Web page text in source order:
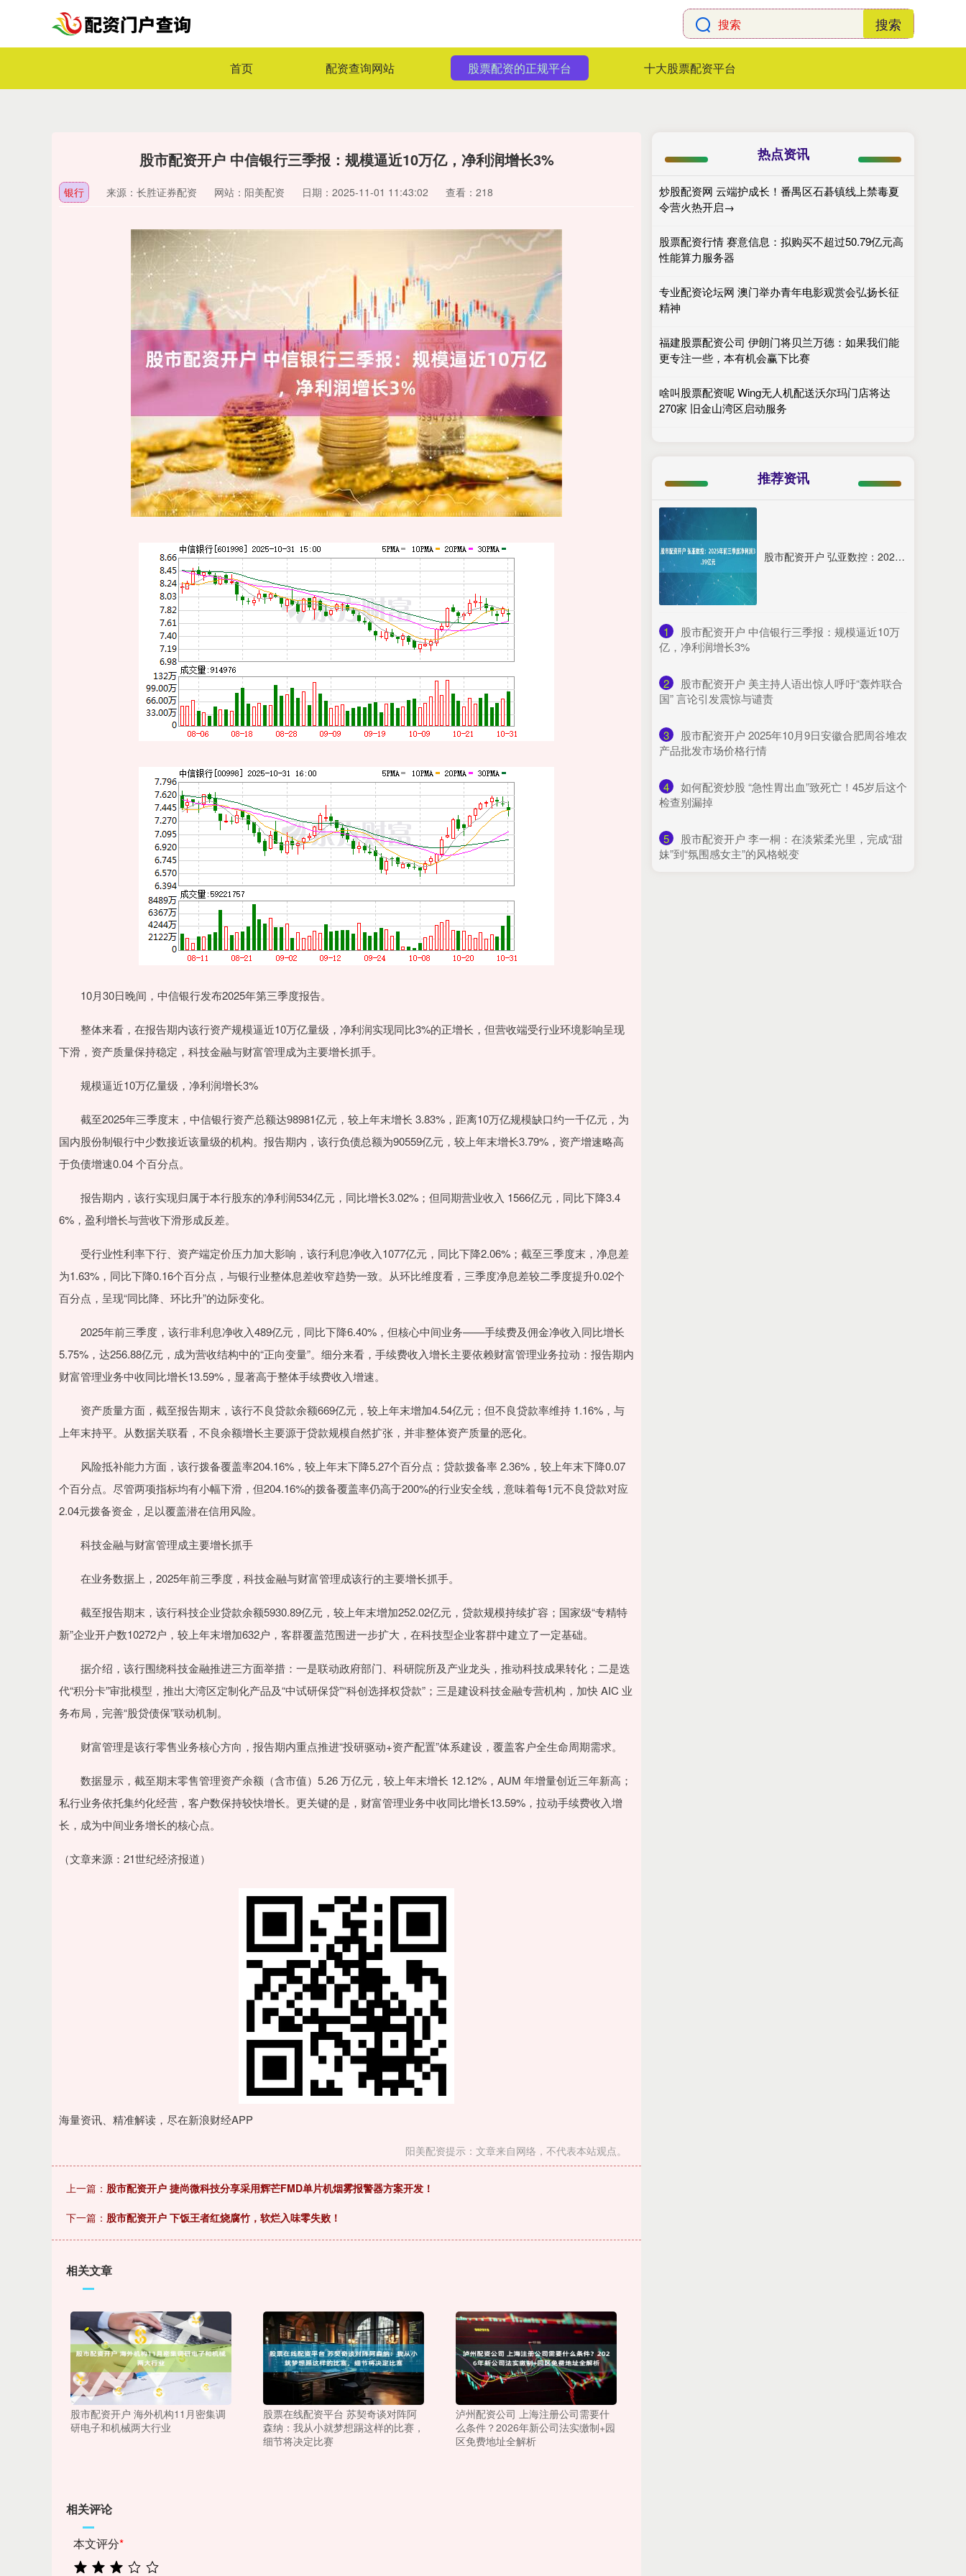
搜索
首页 配资查询网站 股票配资的正规平台 十大股票配资平台
股市配资开户 中信银行三季报：规模逼近10万亿，净利润增长3%
银行 来源：长胜证券配资 网站：阳美配资 日期：2025-11-01 11:43:02 查看：218
10月30日晚间，中信银行发布2025年第三季度报告。
整体来看，在报告期内该行资产规模逼近10万亿量级，净利润实现同比3%的正增长，但营收端受行业环境影响呈现
下滑，资产质量保持稳定，科技金融与财富管理成为主要增长抓手。
规模逼近10万亿量级，净利润增长3%
截至2025年三季度末，中信银行资产总额达98981亿元，较上年末增长 3.83%，距离10万亿规模缺口约一千亿元，为
国内股份制银行中少数接近该量级的机构。报告期内，该行负债总额为90559亿元，较上年末增长3.79%，资产增速略高
于负债增速0.04 个百分点。
报告期内，该行实现归属于本行股东的净利润534亿元，同比增长3.02%；但同期营业收入 1566亿元，同比下降3.4
6%，盈利增长与营收下滑形成反差。
受行业性利率下行、资产端定价压力加大影响，该行利息净收入1077亿元，同比下降2.06%；截至三季度末，净息差
为1.63%，同比下降0.16个百分点，与银行业整体息差收窄趋势一致。从环比维度看，三季度净息差较二季度提升0.02个
百分点，呈现“同比降、环比升”的边际变化。
2025年前三季度，该行非利息净收入489亿元，同比下降6.40%，但核心中间业务——手续费及佣金净收入同比增长
5.75%，达256.88亿元，成为营收结构中的“正向变量”。细分来看，手续费收入增长主要依赖财富管理业务拉动：报告期内
财富管理业务中收同比增长13.59%，显著高于整体手续费收入增速。
资产质量方面，截至报告期末，该行不良贷款余额669亿元，较上年末增加4.54亿元；但不良贷款率维持 1.16%，与
上年末持平。从数据关联看，不良余额增长主要源于贷款规模自然扩张，并非整体资产质量的恶化。
风险抵补能力方面，该行拨备覆盖率204.16%，较上年末下降5.27个百分点；贷款拨备率 2.36%，较上年末下降0.07
个百分点。尽管两项指标均有小幅下滑，但204.16%的拨备覆盖率仍高于200%的行业安全线，意味着每1元不良贷款对应
2.04元拨备资金，足以覆盖潜在信用风险。
科技金融与财富管理成主要增长抓手
在业务数据上，2025年前三季度，科技金融与财富管理成该行的主要增长抓手。
截至报告期末，该行科技企业贷款余额5930.89亿元，较上年末增加252.02亿元，贷款规模持续扩容；国家级“专精特
新”企业开户数10272户，较上年末增加632户，客群覆盖范围进一步扩大，在科技型企业客群中建立了一定基础。
据介绍，该行围绕科技金融推进三方面举措：一是联动政府部门、科研院所及产业龙头，推动科技成果转化；二是迭
代“积分卡”审批模型，推出大湾区定制化产品及“中试研保贷”“科创选择权贷款”；三是建设科技金融专营机构，加快 AIC 业
务布局，完善“股贷债保”联动机制。
财富管理是该行零售业务核心方向，报告期内重点推进“投研驱动+资产配置”体系建设，覆盖客户全生命周期需求。
数据显示，截至期末零售管理资产余额（含市值）5.26 万亿元，较上年末增长 12.12%，AUM 年增量创近三年新高；
私行业务依托集约化经营，客户数保持较快增长。更关键的是，财富管理业务中收同比增长13.59%，拉动手续费收入增
长，成为中间业务增长的核心点。
（文章来源：21世纪经济报道）
海量资讯、精准解读，尽在新浪财经APP
阳美配资提示：文章来自网络，不代表本站观点。
上一篇： 股市配资开户 捷尚微科技分享采用辉芒FMD单片机烟雾报警器方案开发！
下一篇： 股市配资开户 下饭王者红烧腐竹，软烂入味零失败！
相关文章
股市配资开户 海外机构11月密集调
研电子和机械两大行业
股票在线配资平台 苏契奇谈对阵阿
森纳：我从小就梦想踢这样的比赛，
细节将决定比赛
泸州配资公司 上海注册公司需要什
么条件？2026年新公司法实缴制+园
区免费地址全解析
相关评论
本文评分*
热点资讯
炒股配资网 云端护成长！番禺区石碁镇线上禁毒夏
令营火热开启→
股票配资行情 赛意信息：拟购买不超过50.79亿元高
性能算力服务器
专业配资论坛网 澳门举办青年电影观赏会弘扬长征
精神
福建股票配资公司 伊朗门将贝兰万德：如果我们能
更专注一些，本有机会赢下比赛
啥叫股票配资呢 Wing无人机配送沃尔玛门店将达
270家 旧金山湾区启动服务
推荐资讯
股市配资开户 弘亚数控：2025年前三季度净利润3.39亿元
1
​股市配资开户 中信银行三季报：规模逼近10万
亿，净利润增长3%
2
​股市配资开户 美主持人语出惊人呼吁“轰炸联合
国” 言论引发震惊与谴责
3
​股市配资开户 2025年10月9日安徽合肥周谷堆农
产品批发市场价格行情
4
​如何配资炒股 “急性胃出血”致死亡！45岁后这个
检查别漏掉
5
​股市配资开户 李一桐：在淡紫柔光里，完成“甜
妹”到“氛围感女主”的风格蜕变